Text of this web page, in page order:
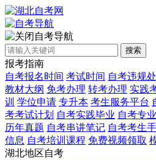
自考导航
搜索
报考指南
自考报名时间 考试时间 自考违规
教材大纲 免考办理 转考办理 实践
训 学位申请 专升本 考生服务平台
考考试计划 自考实践毕业 自考专业
历年真题 自考串讲笔记 自考考生
信息 自考培训课程 免费视频领取
湖北地区自考